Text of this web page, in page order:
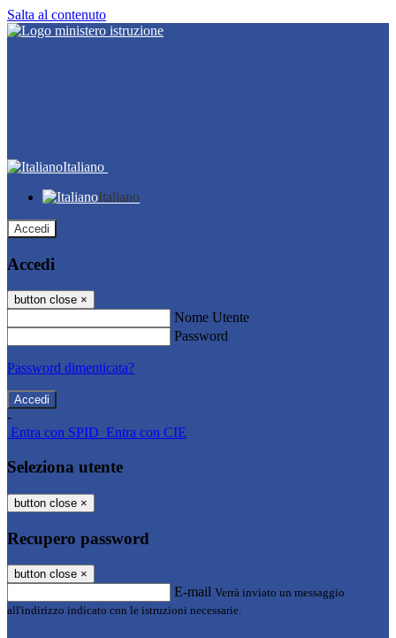
Salta al contenuto
Italiano
Italiano
Accedi
Accedi
button close ×
Nome Utente
Password
Password dimenticata?
-
Entra con SPID Entra con CIE
Seleziona utente
button close ×
Recupero password
button close ×
E-mail Verrà inviato un messaggio
all'indirizzo indicato con le istruzioni necessarie.